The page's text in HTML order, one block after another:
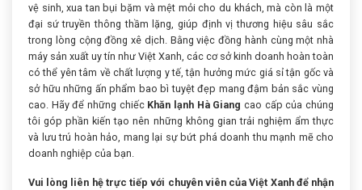
vệ sinh, xua tan bụi bặm và mệt mỏi cho du khách, mà còn là một
đại sứ truyền thông thầm lặng, giúp định vị thương hiệu sâu sắc
trong lòng cộng đồng xê dịch. Bằng việc đồng hành cùng một nhà
máy sản xuất uy tín như Việt Xanh, các cơ sở kinh doanh hoàn toàn
có thể yên tâm về chất lượng y tế, tận hưởng mức giá sỉ tận gốc và
sở hữu những ấn phẩm bao bì tuyệt đẹp mang đậm bản sắc vùng
cao. Hãy để những chiếc Khăn lạnh Hà Giang cao cấp của chúng
tôi góp phần kiến tạo nên những không gian trải nghiệm ẩm thực
và lưu trú hoàn hảo, mang lại sự bứt phá doanh thu mạnh mẽ cho
doanh nghiệp của bạn.
Vui lòng liên hệ trực tiếp với chuyên viên của Việt Xanh để nhận